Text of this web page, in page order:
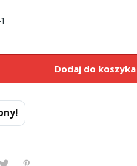
Dodaj do koszyka